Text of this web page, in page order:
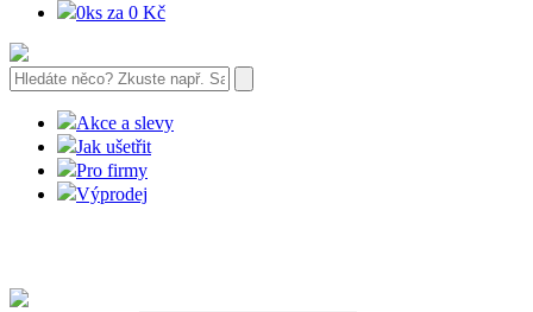
0ks za 0 Kč
Akce a slevy
Jak ušetřit
Pro firmy
Výprodej